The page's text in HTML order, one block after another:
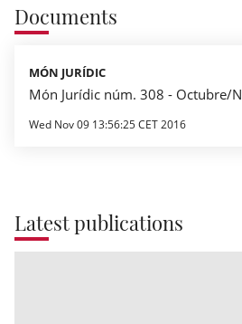
Documents
MÓN JURÍDIC
Món Jurídic núm. 308 - Octubre/
Wed Nov 09 13:56:25 CET 2016
Latest publications